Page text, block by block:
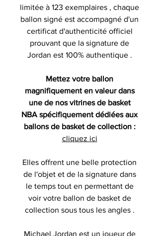
limitée à 123 exemplaires , chaque
ballon signé est accompagné d'un
certificat d'authenticité officiel
prouvant que la signature de
Jordan est 100% authentique .
Mettez votre ballon
magnifiquement en valeur dans
une de nos vitrines de basket
NBA spécifiquement dédiées aux
ballons de basket de collection :
cliquez ici
Elles offrent une belle protection
de l'objet et de la signature dans
le temps tout en permettant de
voir votre ballon de basket de
collection sous tous les angles .
Michael Jordan est un joueur de